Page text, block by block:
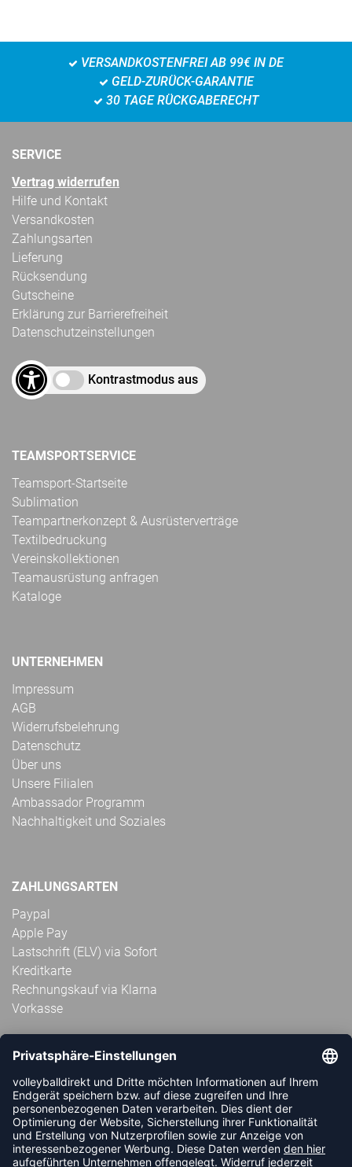
VERSANDKOSTENFREI AB 99€ IN DE
GELD-ZURÜCK-GARANTIE
30 TAGE RÜCKGABERECHT
SERVICE
Vertrag widerrufen
Hilfe und Kontakt
Versandkosten
Zahlungsarten
Lieferung
Rücksendung
Gutscheine
Erklärung zur Barrierefreiheit
Datenschutzeinstellungen
Kontrastmodus aus
TEAMSPORTSERVICE
Teamsport-Startseite
Sublimation
Teampartnerkonzept & Ausrüsterverträge
Textilbedruckung
Vereinskollektionen
Teamausrüstung anfragen
Kataloge
UNTERNEHMEN
Impressum
AGB
Widerrufsbelehrung
Datenschutz
Über uns
Unsere Filialen
Ambassador Programm
Nachhaltigkeit und Soziales
ZAHLUNGSARTEN
Paypal
Apple Pay
Lastschrift (ELV) via Sofort
Kreditkarte
Rechnungskauf via Klarna
Vorkasse
ABONNIERE JETZT DEN KOSTENLOSEN
VOLLEYBALLDIREKT-NEWSLETTER UND VERPASSE KEINE
NEUIGKEIT ODER AKTION MEHR.
JETZT ANMELDEN